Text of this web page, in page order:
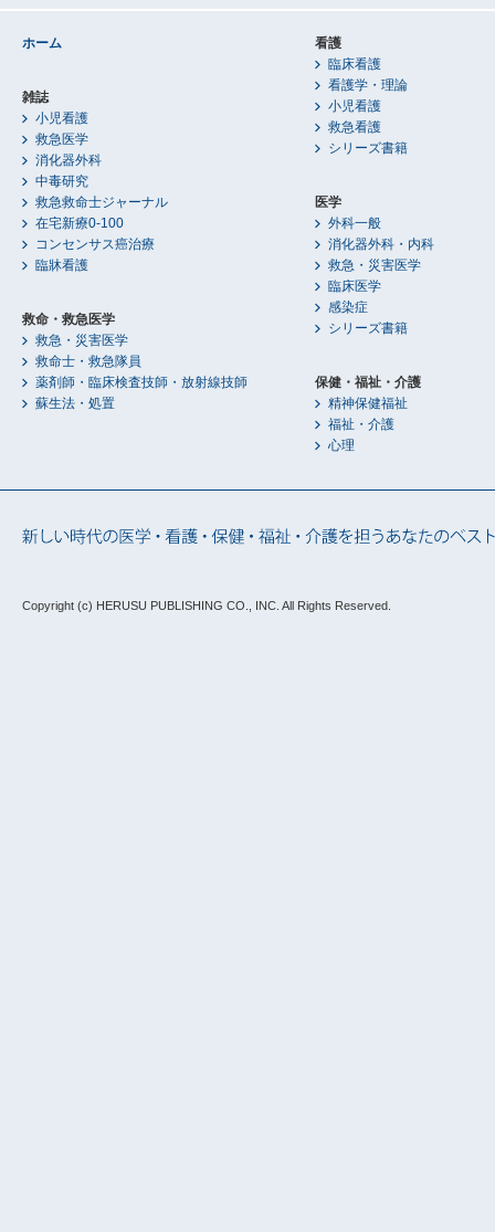
ホーム
雑誌
小児看護
救急医学
消化器外科
中毒研究
救急救命士ジャーナル
在宅新療0-100
コンセンサス癌治療
臨牀看護
救命・救急医学
救急・災害医学
救命士・救急隊員
薬剤師・臨床検査技師・放射線技師
蘇生法・処置
看護
臨床看護
看護学・理論
小児看護
救急看護
シリーズ書籍
医学
外科一般
消化器外科・内科
救急・災害医学
臨床医学
感染症
シリーズ書籍
保健・福祉・介護
精神保健福祉
福祉・介護
心理
Copyright (c) HERUSU PUBLISHING CO., INC. All Rights Reserved.